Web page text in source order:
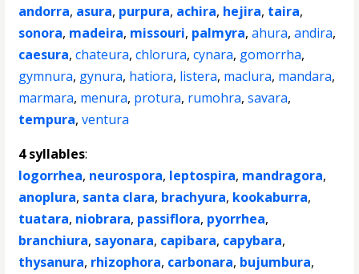
andorra, asura, purpura, achira, hejira, taira,
sonora, madeira, missouri, palmyra,ahura,andira,
caesura,chateura,chlorura,cynara, gomorrha,
gymnura, gynura, hatiora, listera, maclura, mandara,
marmara, menura, protura, rumohra,savara,
tempura,ventura
4 syllables:
logorrhea, neurospora, leptospira, mandragora,
anoplura, santa clara, brachyura, kookaburra,
tuatara, niobrara, passiflora, pyorrhea,
branchiura, sayonara, capibara, capybara,
thysanura, rhizophora, carbonara, bujumbura,